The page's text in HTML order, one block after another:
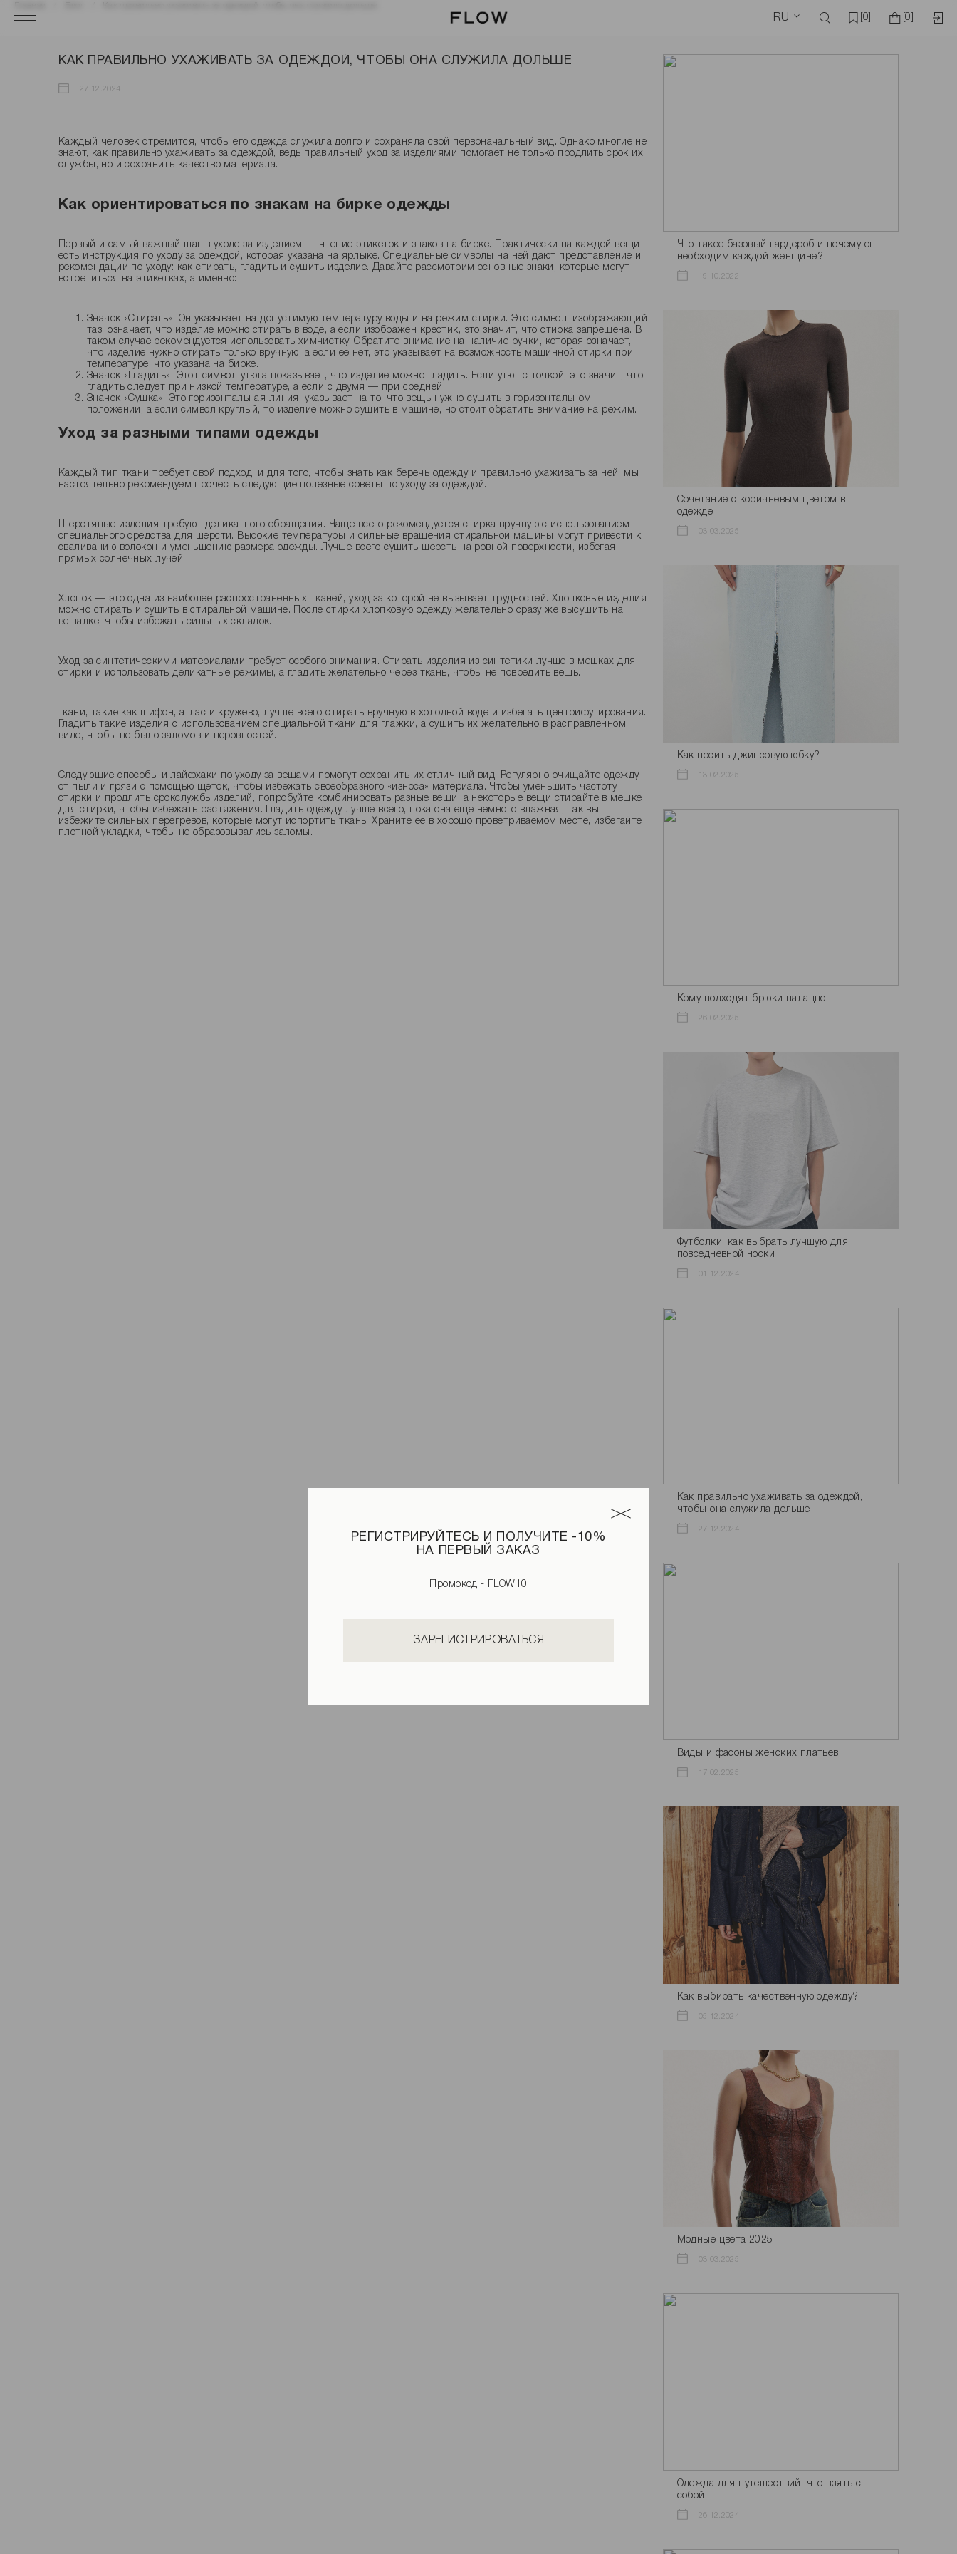
РЕГИСТРИРУЙТЕСЬ И ПОЛУЧИТЕ -10%
НА ПЕРВЫЙ ЗАКАЗ
Промокод - FLOW10
ЗАРЕГИСТРИРОВАТЬСЯ
RU [0] [0]
КАК ПРАВИЛЬНО УХАЖИВАТЬ ЗА ОДЕЖДОЙ, ЧТОБЫ ОНА СЛУЖИЛА ДОЛЬШЕ
27.12.2024
Каждый человек стремится, чтобы его одежда служила долго и сохраняла свой первоначальный вид. Однако многие не
знают, как правильно ухаживать за одеждой, ведь правильный уход за изделиями помогает не только продлить срок их
службы, но и сохранить качество материала.
Как ориентироваться по знакам на бирке одежды
Первый и самый важный шаг в уходе за изделием — чтение этикеток и знаков на бирке. Практически на каждой вещи
есть инструкция по уходу за одеждой, которая указана на ярлыке. Специальные символы на ней дают представление и
рекомендации по уходу: как стирать, гладить и сушить изделие. Давайте рассмотрим основные знаки, которые могут
встретиться на этикетках, а именно:
Значок «Стирать». Он указывает на допустимую температуру воды и на режим стирки. Это символ, изображающий
таз, означает, что изделие можно стирать в воде, а если изображен крестик, это значит, что стирка запрещена. В
таком случае рекомендуется использовать химчистку. Обратите внимание на наличие ручки, которая означает,
что изделие нужно стирать только вручную, а если ее нет, это указывает на возможность машинной стирки при
температуре, что указана на бирке.
Значок «Гладить». Этот символ утюга показывает, что изделие можно гладить. Если утюг с точкой, это значит, что
гладить следует при низкой температуре, а если с двумя — при средней.
Значок «Сушка». Это горизонтальная линия, указывает на то, что вещь нужно сушить в горизонтальном
положении, а если символ круглый, то изделие можно сушить в машине, но стоит обратить внимание на режим.
Уход за разными типами одежды
Каждый тип ткани требует свой подход, и для того, чтобы знать как беречь одежду и правильно ухаживать за ней, мы
настоятельно рекомендуем прочесть следующие полезные советы по уходу за одеждой.
Шерстяные изделия требуют деликатного обращения. Чаще всего рекомендуется стирка вручную с использованием
специального средства для шерсти. Высокие температуры и сильные вращения стиральной машины могут привести к
сваливанию волокон и уменьшению размера одежды. Лучше всего сушить шерсть на ровной поверхности, избегая
прямых солнечных лучей.
Хлопок — это одна из наиболее распространенных тканей, уход за которой не вызывает трудностей. Хлопковые изделия
можно стирать и сушить в стиральной машине. После стирки хлопковую одежду желательно сразу же высушить на
вешалке, чтобы избежать сильных складок.
Уход за синтетическими материалами требует особого внимания. Стирать изделия из синтетики лучше в мешках для
стирки и использовать деликатные режимы, а гладить желательно через ткань, чтобы не повредить вещь.
Ткани, такие как шифон, атлас и кружево, лучше всего стирать вручную в холодной воде и избегать центрифугирования.
Гладить такие изделия с использованием специальной ткани для глажки, а сушить их желательно в расправленном
виде, чтобы не было заломов и неровностей.
Следующие способы и лайфхаки по уходу за вещами помогут сохранить их отличный вид. Регулярно очищайте одежду
от пыли и грязи с помощью щеток, чтобы избежать своеобразного «износа» материала. Чтобы уменьшить частоту
стирки и продлить срокслужбыизделий, попробуйте комбинировать разные вещи, а некоторые вещи стирайте в мешке
для стирки, чтобы избежать растяжения. Гладить одежду лучше всего, пока она еще немного влажная, так вы
избежите сильных перегревов, которые могут испортить ткань. Храните ее в хорошо проветриваемом месте, избегайте
плотной укладки, чтобы не образовывались заломы.
Что такое базовый гардероб и почему он
необходим каждой женщине?
19.10.2022
Сочетание с коричневым цветом в
одежде
03.03.2025
Как носить джинсовую юбку?
13.02.2025
Кому подходят брюки палаццо
26.02.2025
Футболки: как выбрать лучшую для
повседневной носки
01.12.2024
Как правильно ухаживать за одеждой,
чтобы она служила дольше
27.12.2024
Виды и фасоны женских платьев
17.02.2025
Как выбирать качественную одежду?
05.12.2024
Модные цвета 2025
03.03.2025
Одежда для путешествий: что взять с
собой
26.12.2024